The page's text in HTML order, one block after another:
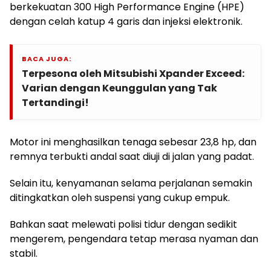
berkekuatan 300 High Performance Engine (HPE)
dengan celah katup 4 garis dan injeksi elektronik.
BACA JUGA:
Terpesona oleh Mitsubishi Xpander Exceed:
Varian dengan Keunggulan yang Tak
Tertandingi!
Motor ini menghasilkan tenaga sebesar 23,8 hp, dan
remnya terbukti andal saat diuji di jalan yang padat.
Selain itu, kenyamanan selama perjalanan semakin
ditingkatkan oleh suspensi yang cukup empuk.
Bahkan saat melewati polisi tidur dengan sedikit
mengerem, pengendara tetap merasa nyaman dan
stabil.